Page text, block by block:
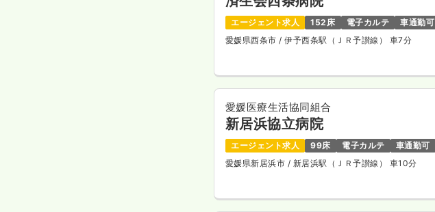
エージェント求人 152床 電子カルテ 車通勤可
愛媛県西条市/ 伊予西条駅（ＪＲ予讃線） 車7分
愛媛医療生活協同組合
新居浜協立病院
エージェント求人 99床 電子カルテ 車通勤可
愛媛県新居浜市 / 新居浜駅（ＪＲ予讃線） 車10分